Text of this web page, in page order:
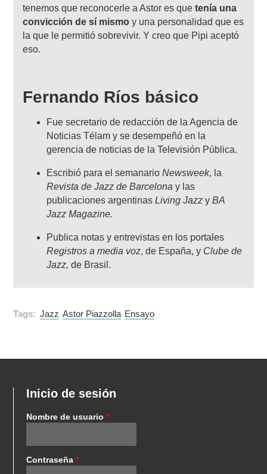
tenemos que reconocerle a Astor es quetenía una
convicción de sí mismo y una personalidad que es
la que le permitió sobrevivir. Y creo que Pipi aceptó
eso.
Fernando Ríos básico
Fue secretario de redacción de la Agencia de
Noticias Télam y se desempeñó en la
gerencia de noticias de la Televisión Pública.
Escribió para el semanarioNewsweek, la
Revista de Jazz de Barcelona y las
publicaciones argentinasLiving JazzyBA
Jazz Magazine.
Publica notas y entrevistas en los portales
Registros a media voz, de España, y Clube de
Jazz, de Brasil.
Tags: Jazz Astor Piazzolla Ensayo
Inicio de sesión
Nombre de usuario*
Contraseña*